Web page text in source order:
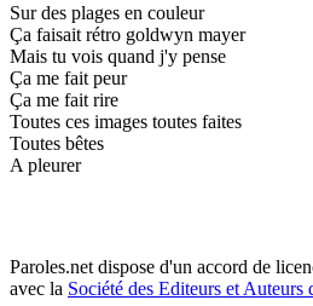
Sur des plages en couleur
Ça faisait rétro goldwyn mayer
Mais tu vois quand j'y pense
Ça me fait peur
Ça me fait rire
Toutes ces images toutes faites
Toutes bêtes
A pleurer
Paroles.net dispose d'un accord de
avec la Société des Editeurs et Auteurs